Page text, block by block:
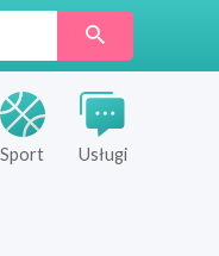
Sport Usługi